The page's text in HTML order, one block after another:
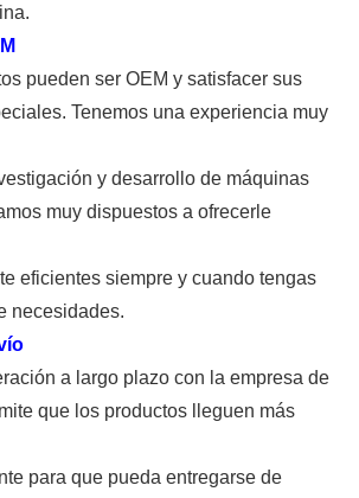
pueden ser OEM y satisfacer sus
Tenemos una experiencia muy
y desarrollo de máquinas
muy dispuestos a ofrecerle
eficientes siempre y cuando tengas
necesidades.
a largo plazo con la empresa de
que los productos lleguen más
para que pueda entregarse de